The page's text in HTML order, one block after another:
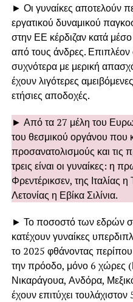
► Οι γυναίκες αποτελούν
εργατικού δυναμικού
στην ΕΕ κέρδιζαν κατά
από τους άνδρες. Επιπλέον
συχνότερα με μερική
έχουν λιγότερες
ετήσιες αποδοχές.
► Από τα 27 μέλη του
του θεσμικού οργάνου που
προσανατολισμούς και τις
τρεις είναι οι γυναίκες: η
Φρεντέρικσεν, της Ιταλίας η
Λετονίας η Εβίκα Σιλίνια.
► Το ποσοστό των εδρών
κατέχουν γυναίκες
το 2025 φθάνοντας
την πρόοδο, μόνο 6 χώρες
Νικαράγουα, Ανδόρα,
έχουν επιτύχει